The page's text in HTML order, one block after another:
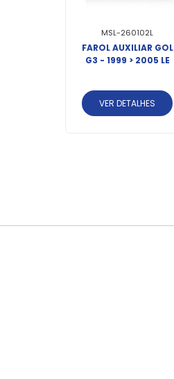
MSL-260102L
FAROL AUXILIAR GOL
G3 - 1999 > 2005 LE
VER DETALHES